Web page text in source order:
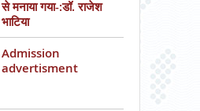
से मनाया गया-:डॉ. राजेश
भाटिया
Admission
advertisment